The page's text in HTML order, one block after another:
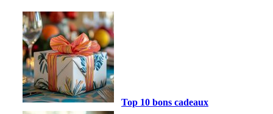
Top 10 bons cadeaux